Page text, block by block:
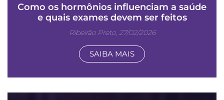
Como os hormônios influenciam a saúde
e quais exames devem ser feitos
Ribeirão Preto, 27/02/2026
SAIBA MAIS